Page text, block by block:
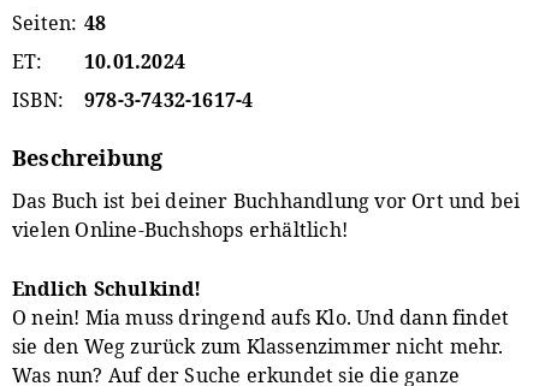
Seiten 48
ET
10.01.2024
ISBN
978-3-7432-1617-4
Beschreibung
Das Buch ist bei deiner Buchhandlung vor Ort und bei
vielen Online-Buchshops erhältlich!
Endlich Schulkind!
O nein! Mia muss dringend aufs Klo. Und dann findet
sie den Weg zurück zum Klassenzimmer nicht mehr.
Was nun? Auf der Suche erkundet sie die ganze